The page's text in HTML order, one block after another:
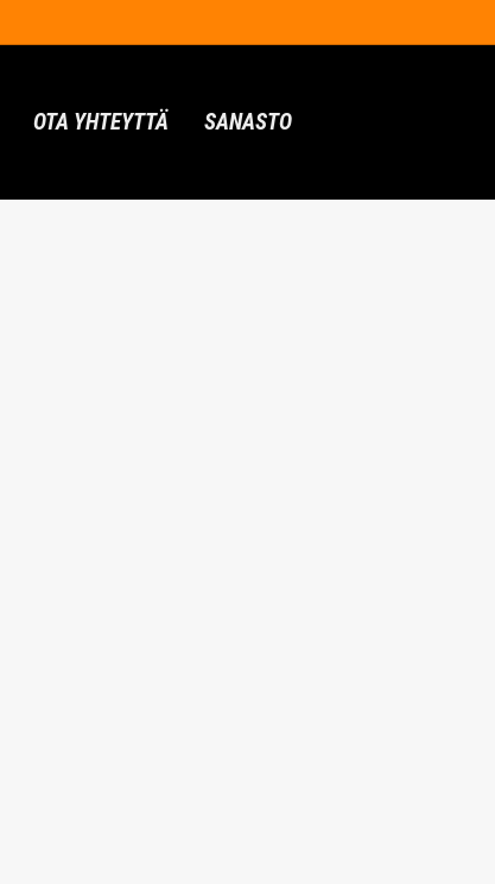
OTA YHTEYTTÄ SANASTO